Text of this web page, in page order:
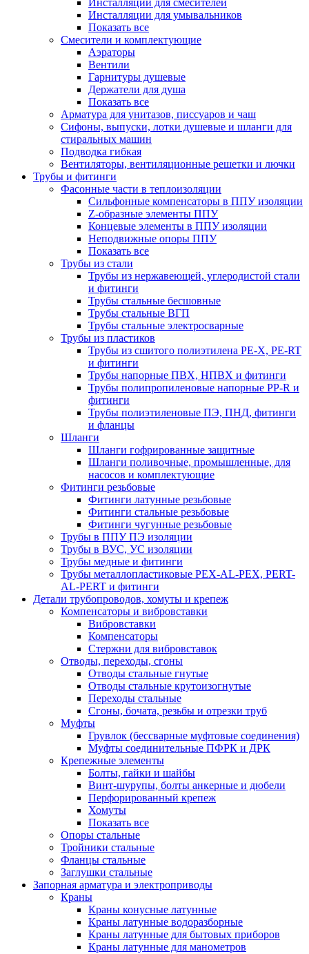
Инсталляции для смесителей
Инсталляции для умывальников
Показать все
Смесители и комплектующие
Аэраторы
Вентили
Гарнитуры душевые
Держатели для душа
Показать все
Арматура для унитазов, писсуаров и чаш
Сифоны, выпуски, лотки душевые и шланги для
стиральных машин
Подводка гибкая
Вентиляторы, вентиляционные решетки и лючки
Трубы и фитинги
Фасонные части в теплоизоляции
Cильфонные компенсаторы в ППУ изоляции
Z-образные элементы ППУ
Концевые элементы в ППУ изоляции
Неподвижные опоры ППУ
Показать все
Трубы из стали
Трубы из нержавеющей, углеродистой стали
и фитинги
Трубы стальные бесшовные
Трубы стальные ВГП
Трубы стальные электросварные
Трубы из пластиков
Трубы из сшитого полиэтилена PE-X, PE-RT
и фитинги
Трубы напорные ПВХ, НПВХ и фитинги
Трубы полипропиленовые напорные PP-R и
фитинги
Трубы полиэтиленовые ПЭ, ПНД, фитинги
и фланцы
Шланги
Шланги гофрированные защитные
Шланги поливочные, промышленные, для
насосов и комплектующие
Фитинги резьбовые
Фитинги латунные резьбовые
Фитинги стальные резьбовые
Фитинги чугунные резьбовые
Трубы в ППУ ПЭ изоляции
Трубы в ВУС, УС изоляции
Трубы медные и фитинги
Трубы металлопластиковые PEX-AL-PEX, PERT-
AL-PERT и фитинги
Детали трубопроводов, хомуты и крепеж
Компенсаторы и вибровставки
Вибровставки
Компенсаторы
Стержни для вибровставок
Отводы, переходы, сгоны
Отводы стальные гнутые
Отводы стальные крутоизогнутые
Переходы стальные
Сгоны, бочата, резьбы и отрезки труб
Муфты
Грувлок (бессварные муфтовые соединения)
Муфты соединительные ПФРК и ДРК
Крепежные элементы
Болты, гайки и шайбы
Винт-шурупы, болты анкерные и дюбели
Перфорированный крепеж
Хомуты
Показать все
Опоры стальные
Тройники стальные
Фланцы стальные
Заглушки стальные
Запорная арматура и электроприводы
Краны
Краны конусные латунные
Краны латунные водоразборные
Краны латунные для бытовых приборов
Краны латунные для манометров